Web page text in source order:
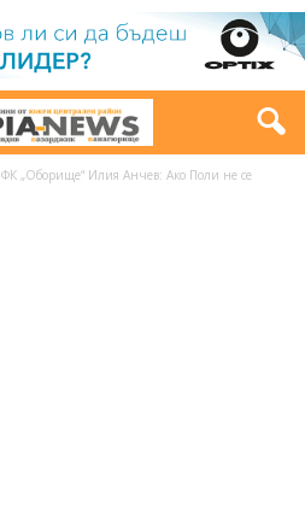
„Оборище“ Илия Анчев: Ако Поли не се